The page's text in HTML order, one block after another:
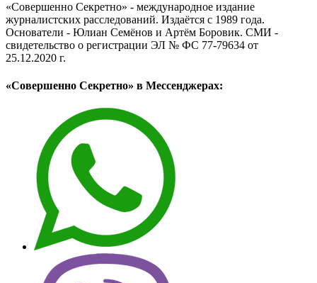
«Совершенно Секретно» - международное издание
журналистских расследований. Издаётся с 1989 года.
Основатели - Юлиан Семёнов и Артём Боровик. CМИ -
свидетельство о регистрации ЭЛ № ФС 77-79634 от
25.12.2020 г.
«Совершенно Секретно» в Мессенджерах: